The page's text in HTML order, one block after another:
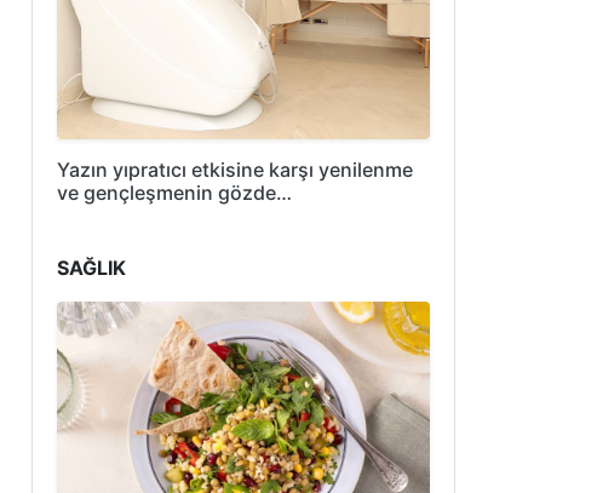
Yazın yıpratıcı etkisine karşı yenilenme
ve gençleşmenin gözde…
SAĞLIK